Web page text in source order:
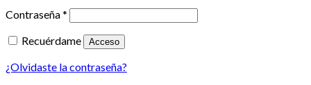
Contraseña*
Recuérdame
Acceso
¿Olvidaste la contraseña?